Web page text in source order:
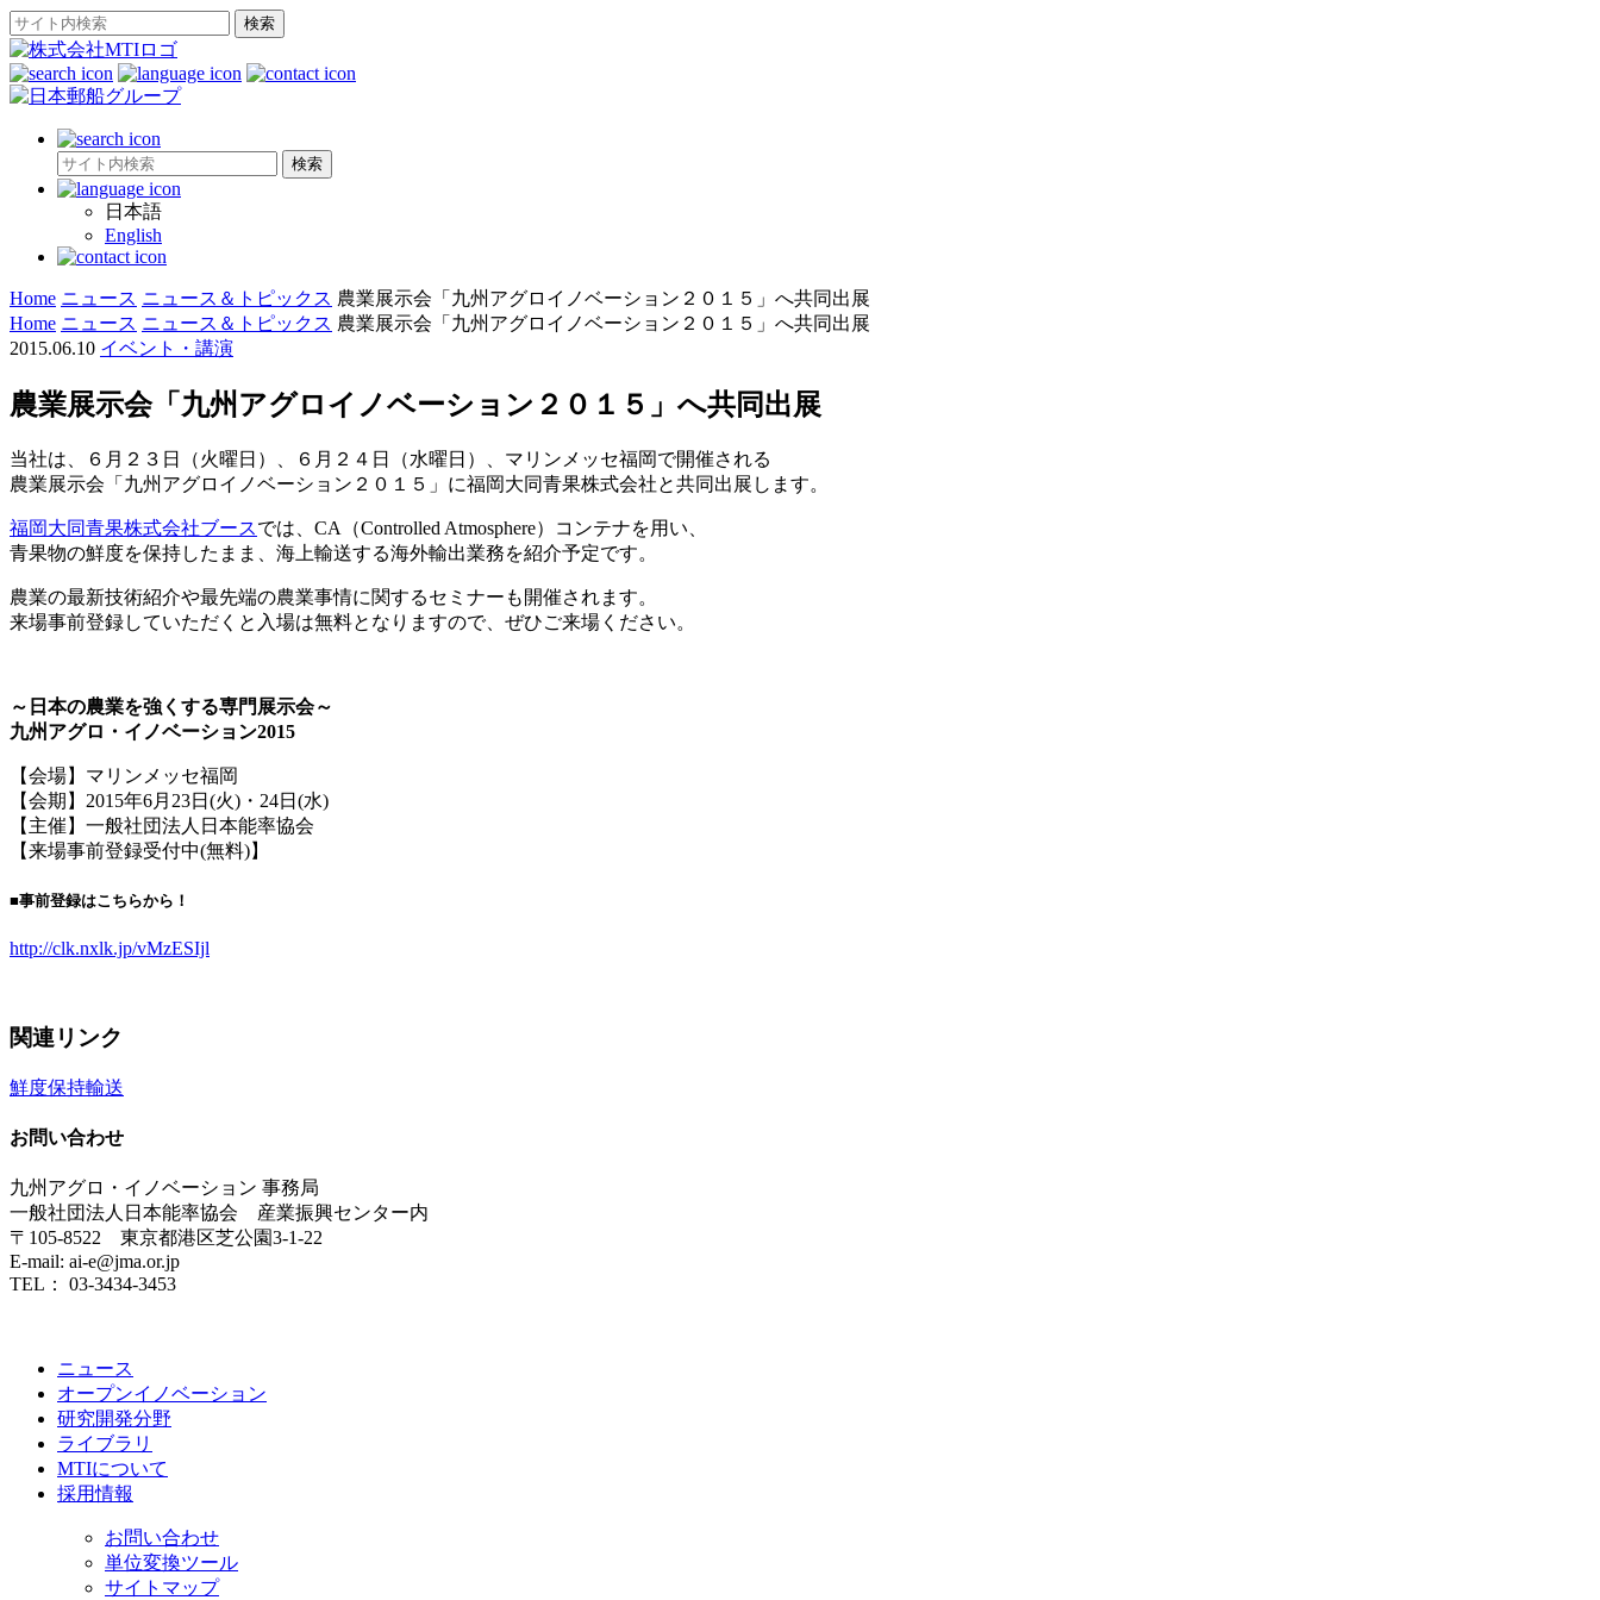
日本語
English
Home ニュース ニュース＆トピックス 農業展示会「九州アグロイノベーション２０１５」へ共同出展
Home ニュース ニュース＆トピックス 農業展示会「九州アグロイノベーション２０１５」へ共同出展
2015.06.10 イベント・講演
農業展示会「九州アグロイノベーション２０１５」へ共同出展
当社は、６月２３日（火曜日）、６月２４日（水曜日）、マリンメッセ福岡で開催される
農業展示会「九州アグロイノベーション２０１５」に福岡大同青果株式会社と共同出展します。
福岡大同青果株式会社ブースでは、CA（Controlled Atmosphere）コンテナを用い、
青果物の鮮度を保持したまま、海上輸送する海外輸出業務を紹介予定です。
農業の最新技術紹介や最先端の農業事情に関するセミナーも開催されます。
来場事前登録していただくと入場は無料となりますので、ぜひご来場ください。
～日本の農業を強くする専門展示会～
九州アグロ・イノベーション2015
【会場】マリンメッセ福岡
【会期】2015年6月23日(火)・24日(水)
【主催】一般社団法人日本能率協会
【来場事前登録受付中(無料)】
■事前登録はこちらから！
http://clk.nxlk.jp/vMzESIjl
関連リンク
鮮度保持輸送
お問い合わせ
九州アグロ・イノベーション 事務局
一般社団法人日本能率協会 産業振興センター内
〒105-8522 東京都港区芝公園3-1-22
E-mail: ai-e@jma.or.jp
TEL： 03-3434-3453
ニュース
オープンイノベーション
研究開発分野
ライブラリ
MTIについて
採用情報
お問い合わせ
単位変換ツール
サイトマップ